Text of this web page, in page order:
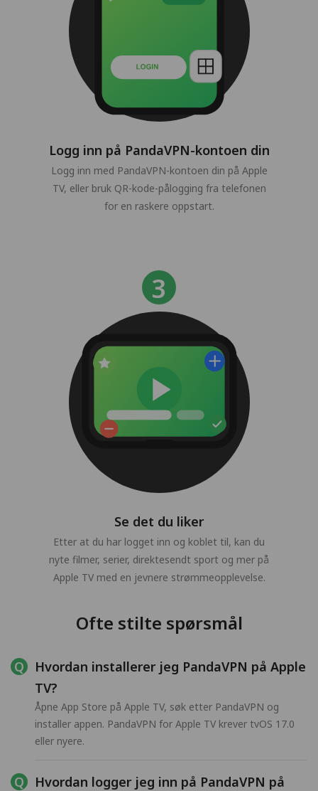
Logg inn på PandaVPN-kontoen din
Logg inn med PandaVPN-kontoen din på Apple
TV, eller bruk QR-kode-pålogging fra telefonen
for en raskere oppstart.
Se det du liker
Etter at du har logget inn og koblet til, kan du
nyte filmer, serier, direktesendt sport og mer på
Apple TV med en jevnere strømmeopplevelse.
Ofte stilte spørsmål
Hvordan installerer jeg PandaVPN på Apple
TV?
Åpne App Store på Apple TV, søk etter PandaVPN og
installer appen. PandaVPN for Apple TV krever tvOS 17.0
eller nyere.
Hvordan logger jeg inn på PandaVPN på